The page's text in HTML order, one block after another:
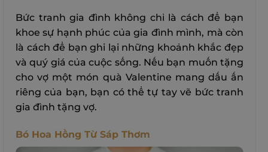
Bức tranh gia đình không chỉ là cách để bạn
khoe sự hạnh phúc của gia đình mình, mà còn
là cách để bạn ghi lại những khoảnh khắc đẹp
và quý giá của cuộc sống. Nếu bạn muốn tặng
cho vợ một món quà Valentine mang dấu ấn
riêng của bạn, bạn có thể tự tay vẽ bức tranh
gia đình tặng vợ.
Bó Hoa Hồng Từ Sáp Thơm